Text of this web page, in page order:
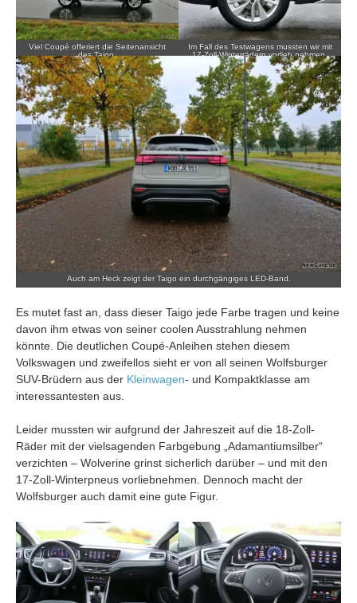
Viel Coupé offeriert die Seitenansicht
des Taigo.
Im Fall des Testwagens mussten wir mit
17-Zoll-Winterrädern vorlieb nehmen.
Auch am Heck zeigt der Taigo ein durchgängiges LED-Band.
Es mutet fast an, dass dieser Taigo jede Farbe tragen und keine
davon ihm etwas von seiner coolen Ausstrahlung nehmen
könnte. Die deutlichen Coupé-Anleihen stehen diesem
Volkswagen und zweifellos sieht er von all seinen Wolfsburger
SUV-Brüdern aus der Kleinwagen- und Kompaktklasse am
interessantesten aus.
Leider mussten wir aufgrund der Jahreszeit auf die 18-Zoll-
Räder mit der vielsagenden Farbgebung „Adamantiumsilber“
verzichten – Wolverine grinst sicherlich darüber – und mit den
17-Zoll-Winterpneus vorliebnehmen. Dennoch macht der
Wolfsburger auch damit eine gute Figur.